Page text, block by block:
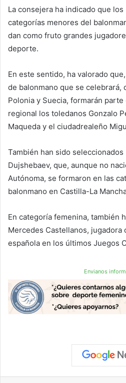
La consejera ha indicado que
categorías menores del
dan como fruto grandes
deporte.
En este sentido, ha valorado
de balonmano que se celebrará,
Polonia y Suecia, formarán
regional los toledanos Gonzalo
Maqueda y el ciudadrealeño
También han sido
Dujshebaev, que, aunque no
Autónoma, se formaron en las
balonmano en Castilla-La
En categoría femenina, también
Mercedes Castellanos, jugadora
española en los últimos Juegos
Envianos